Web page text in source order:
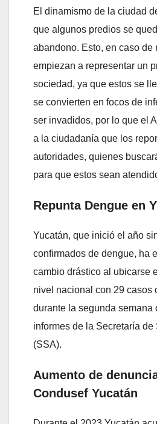
El dinamismo de la ciudad
que algunos predios se
abandono. Esto, en caso de
empiezan a representar un
sociedad, ya que estos se
se convierten en focos de
ser invadidos, por lo que el
a la ciudadanía que los
autoridades, quienes
para que estos sean
Repunta Dengue en
Yucatán, que inició el año
confirmados de dengue, ha
cambio drástico al ubicarse
nivel nacional con 29 casos
durante la segunda semana
informes de la Secretaría de
(SSA).
Aumento de
Condusef Yucatán